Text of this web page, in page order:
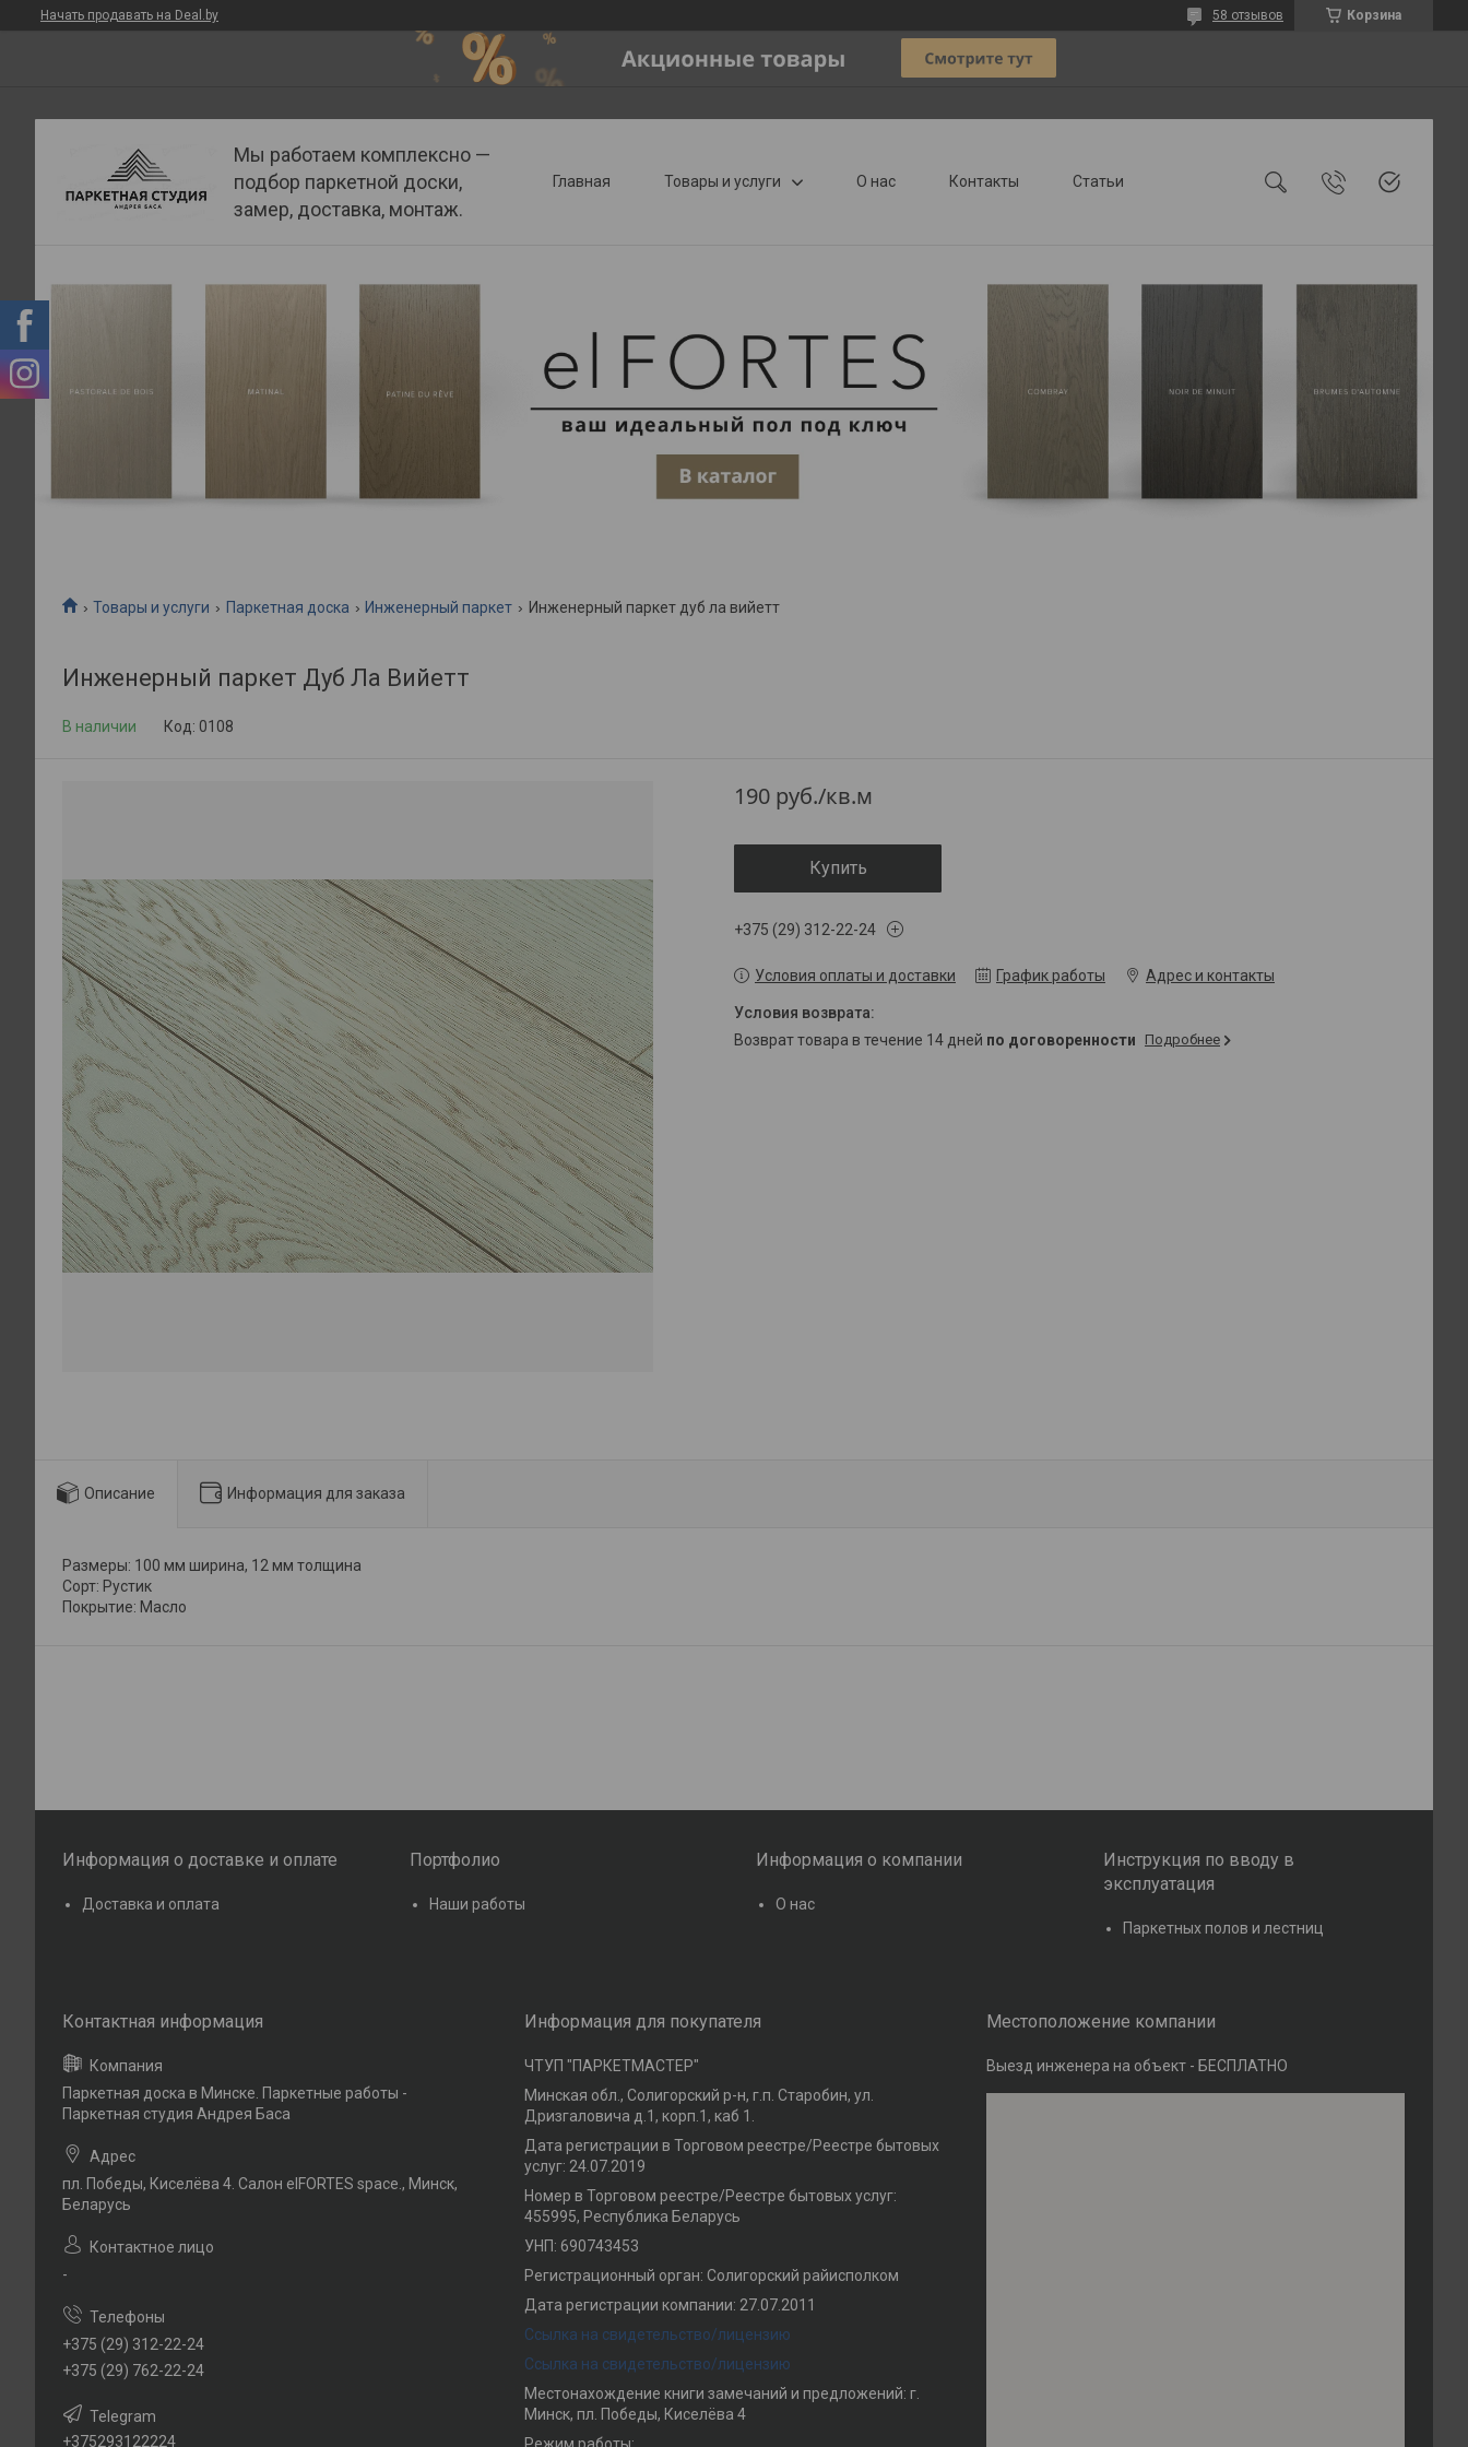
Начать продавать на Deal.by Корзина
58 отзывов
Мы работаем комплексно —
подбор паркетной доски,
замер, доставка, монтаж.
Главная Товары и услуги О нас Контакты Статьи
Товары и услуги Паркетная доска Инженерный паркет Инженерный паркет дуб ла вийетт
Инженерный паркет Дуб Ла Вийетт
В наличии Код: 0108
190 руб./кв.м
Купить
+375 (29) 312-22-24
Условия оплаты и доставки График работы Адрес и контакты
возврат товара в течение 14 дней по договоренности Подробнее
Описание Информация для заказа
Размеры: 100 мм ширина, 12 мм толщина
Сорт: Рустик
Покрытие: Масло
Информация о доставке и оплате
Доставка и оплата
Портфолио
Наши работы
Информация о компании
О нас
Инструкция по вводу в
эксплуатация
Паркетных полов и лестниц
Паркетная доска в Минске. Паркетные работы -
Паркетная студия Андрея Баса
пл. Победы, Киселёва 4. Салон elFORTES space., Минск,
Беларусь
-
+375 (29) 312-22-24
+375 (29) 762-22-24
+375293122224
Информация для покупателя
ЧТУП "ПАРКЕТМАСТЕР"
Минская обл., Солигорский р-н, г.п. Старобин, ул.
Дризгаловича д.1, корп.1, каб 1.
Дата регистрации в Торговом реестре/Реестре бытовых
услуг: 24.07.2019
Номер в Торговом реестре/Реестре бытовых услуг:
455995, Республика Беларусь
УНП: 690743453
Регистрационный орган: Солигорский райисполком
Дата регистрации компании: 27.07.2011
Ссылка на свидетельство/лицензию
Ссылка на свидетельство/лицензию
Местонахождение книги замечаний и предложений: г.
Минск, пл. Победы, Киселёва 4
Местоположение компании
Выезд инженера на объект - БЕСПЛАТНО